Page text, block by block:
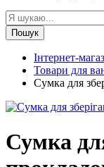
Пошук
Інтернет-
Товари для
Сумка для
Сумка